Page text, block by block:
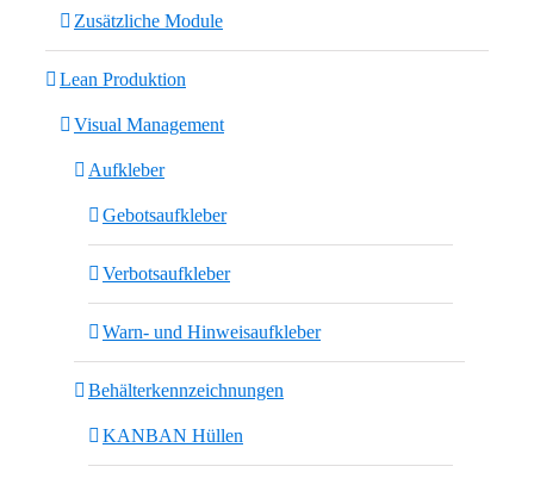
Zusätzliche Module
Lean Produktion
Visual Management
Aufkleber
Gebotsaufkleber
Verbotsaufkleber
Warn- und Hinweisaufkleber
Behälterkennzeichnungen
KANBAN Hüllen